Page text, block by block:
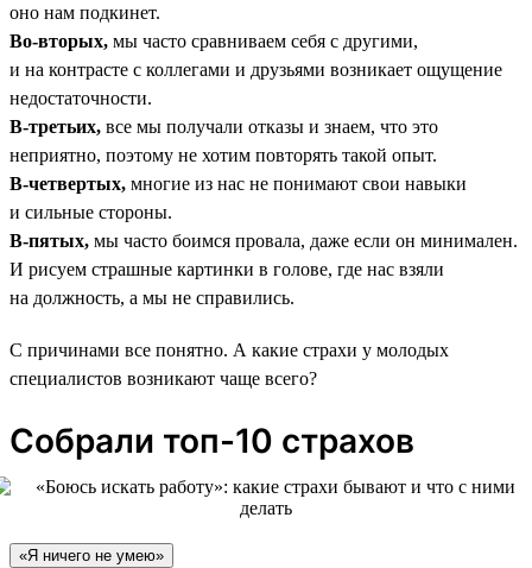
оно нам подкинет.
Во-вторых, мы часто сравниваем себя с другими,
и на контрасте с коллегами и друзьями возникает ощущение
недостаточности.
В-третьих, все мы получали отказы и знаем, что это
неприятно, поэтому не хотим повторять такой опыт.
В-четвертых, многие из нас не понимают свои навыки
и сильные стороны.
В-пятых, мы часто боимся провала, даже если он минимален.
И рисуем страшные картинки в голове, где нас взяли
на должность, а мы не справились.
С причинами все понятно. А какие страхи у молодых
специалистов возникают чаще всего?
Собрали топ-10 страхов
«Я ничего не умею»